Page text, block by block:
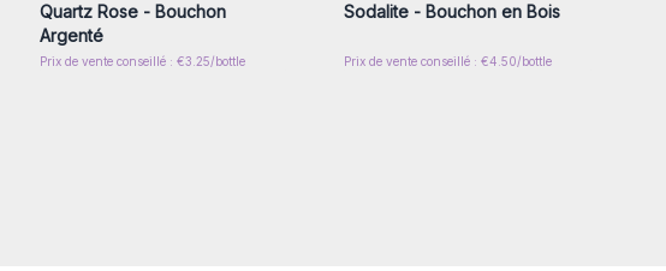
Quartz Rose - Bouchon
Argenté
Prix de vente conseillé : €3.25/bottle
Sodalite - Bouchon en Bois
Prix de vente conseillé : €4.50/bottle